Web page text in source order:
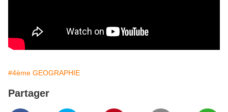
#4ème GEOGRAPHIE
Partager